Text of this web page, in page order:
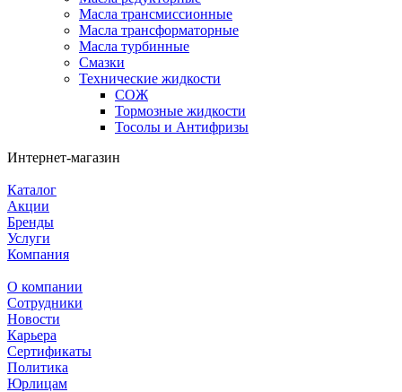
Масла трансмиссионные
Масла трансформаторные
Масла турбинные
Смазки
Технические жидкости
СОЖ
Тормозные жидкости
Тосолы и Антифризы
Интернет-магазин
Каталог
Акции
Бренды
Услуги
Компания
О компании
Сотрудники
Новости
Карьера
Сертификаты
Политика
Юрлицам